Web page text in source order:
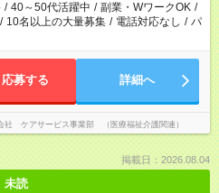
/ 40～50代活躍中 / 副業・WワークOK /
/ 10名以上の大量募集 / 電話対応なし / パ
応募する 詳細へ
社 ケアサービス事業部 （医療福祉介護関連）
掲載日：2026.08.04
未読